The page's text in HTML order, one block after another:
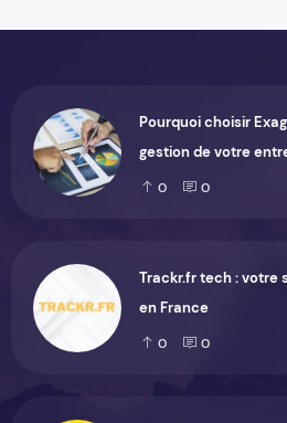
Pourquoi choisir
gestion de votre
0 0
Trackr.fr tech : votre
en France
0 0